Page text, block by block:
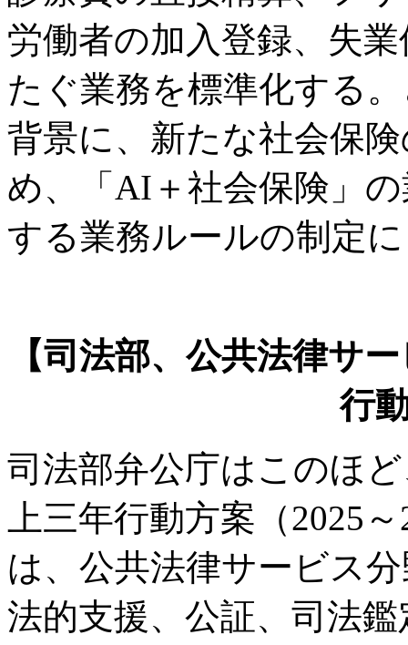
労働者の加入登録、失
たぐ業務を標準化する
背景に、新たな社会保
め、「AI＋社会保険」
する業務ルールの制定
【司法部、公共法律サ
行
司法部弁公庁はこのほ
上三年行動方案（2025
は、公共法律サービス
法的支援、公証、司法